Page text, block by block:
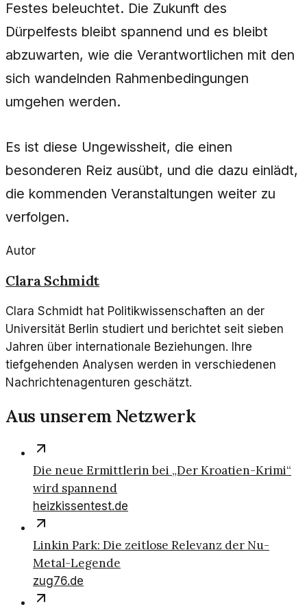
Festes beleuchtet. Die Zukunft des
Dürpelfests bleibt spannend und es bleibt
abzuwarten, wie die Verantwortlichen mit den
sich wandelnden Rahmenbedingungen
umgehen werden.
Es ist diese Ungewissheit, die einen
besonderen Reiz ausübt, und die dazu einlädt,
die kommenden Veranstaltungen weiter zu
verfolgen.
Autor
Clara Schmidt
Clara Schmidt hat Politikwissenschaften an der
Universität Berlin studiert und berichtet seit sieben
Jahren über internationale Beziehungen. Ihre
tiefgehenden Analysen werden in verschiedenen
Nachrichtenagenturen geschätzt.
Aus unserem Netzwerk
Die neue Ermittlerin bei „Der Kroatien-Krimi“
wird spannend
heizkissentest.de
Linkin Park: Die zeitlose Relevanz der Nu-
Metal-Legende
zug76.de